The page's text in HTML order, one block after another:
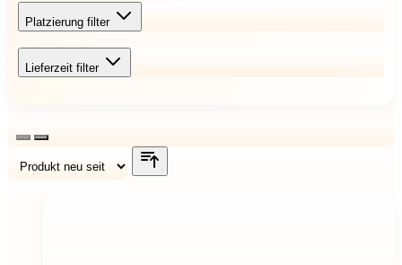
Platzierung filter
Lieferzeit filter